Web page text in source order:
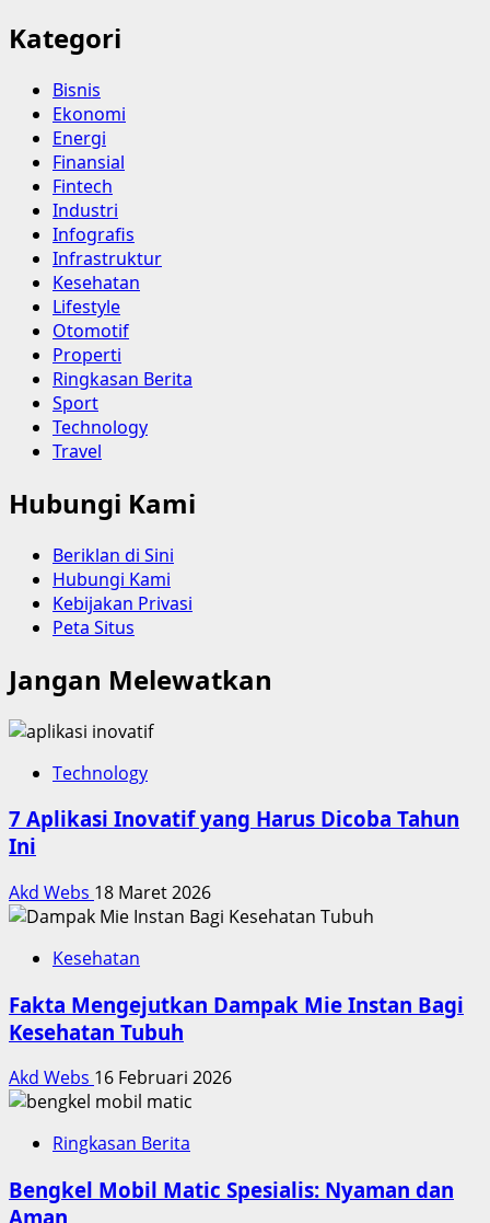
Kategori
Bisnis
Ekonomi
Energi
Finansial
Fintech
Industri
Infografis
Infrastruktur
Kesehatan
Lifestyle
Otomotif
Properti
Ringkasan Berita
Sport
Technology
Travel
Hubungi Kami
Beriklan di Sini
Hubungi Kami
Kebijakan Privasi
Peta Situs
Jangan Melewatkan
Technology
7 Aplikasi Inovatif yang Harus Dicoba Tahun
Ini
Akd Webs 18 Maret 2026
Kesehatan
Fakta Mengejutkan Dampak Mie Instan Bagi
Kesehatan Tubuh
Akd Webs 16 Februari 2026
Ringkasan Berita
Bengkel Mobil Matic Spesialis: Nyaman dan
Aman